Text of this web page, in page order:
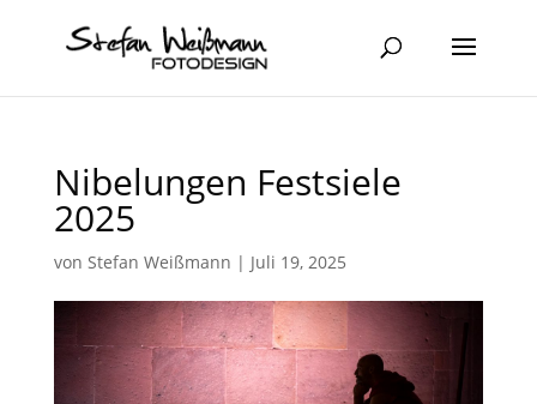
Nibelungen Festsiele
2025
von Stefan Weißmann | Juli 19, 2025